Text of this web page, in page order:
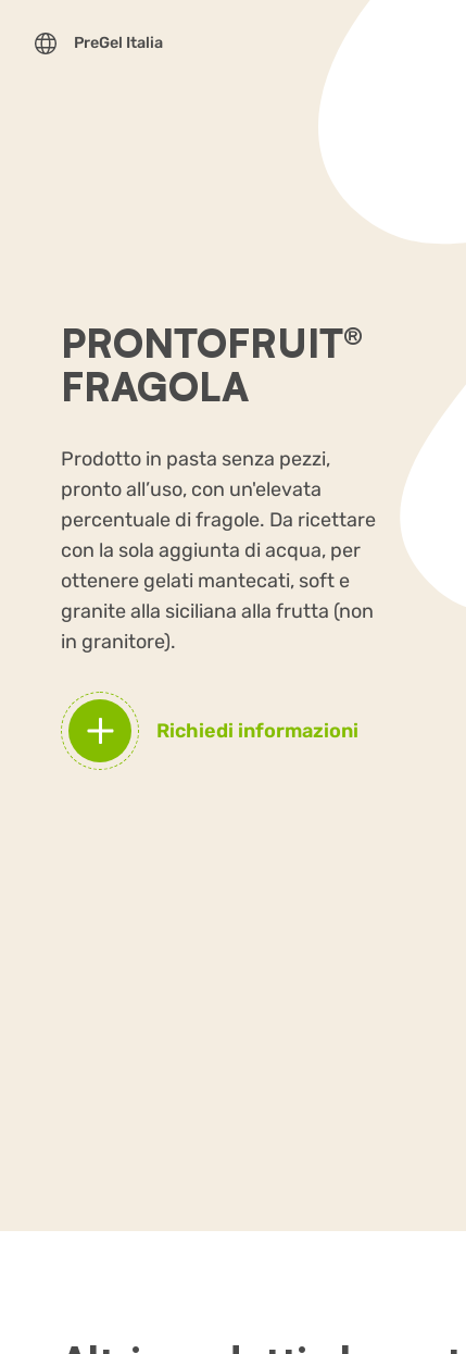
PreGel Italia
PRONTOFRUIT®
FRAGOLA
Prodotto in pasta senza pezzi,
pronto all’uso, con un'elevata
percentuale di fragole. Da ricettare
con la sola aggiunta di acqua, per
ottenere gelati mantecati, soft e
granite alla siciliana alla frutta (non
in granitore).
Richiedi informazioni